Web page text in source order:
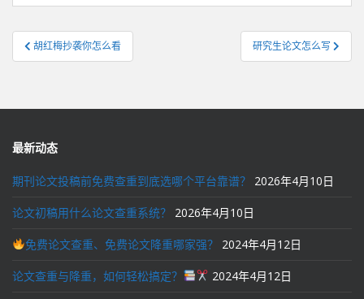
文
章
航
胡红梅抄袭你怎么看 研究生论文怎么写
最新动态
期刊论文投稿前免费查重到底选哪个平台靠谱？ 2026年4月10日
论文初稿用什么论文查重系统？ 2026年4月10日
免费论文查重、免费论文降重哪家强？ 2024年4月12日
论文查重与降重，如何轻松搞定？ 2024年4月12日